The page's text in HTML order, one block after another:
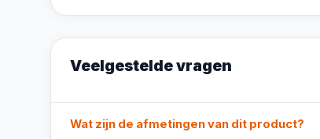
Veelgestelde vragen
Wat zijn de afmetingen van dit product?